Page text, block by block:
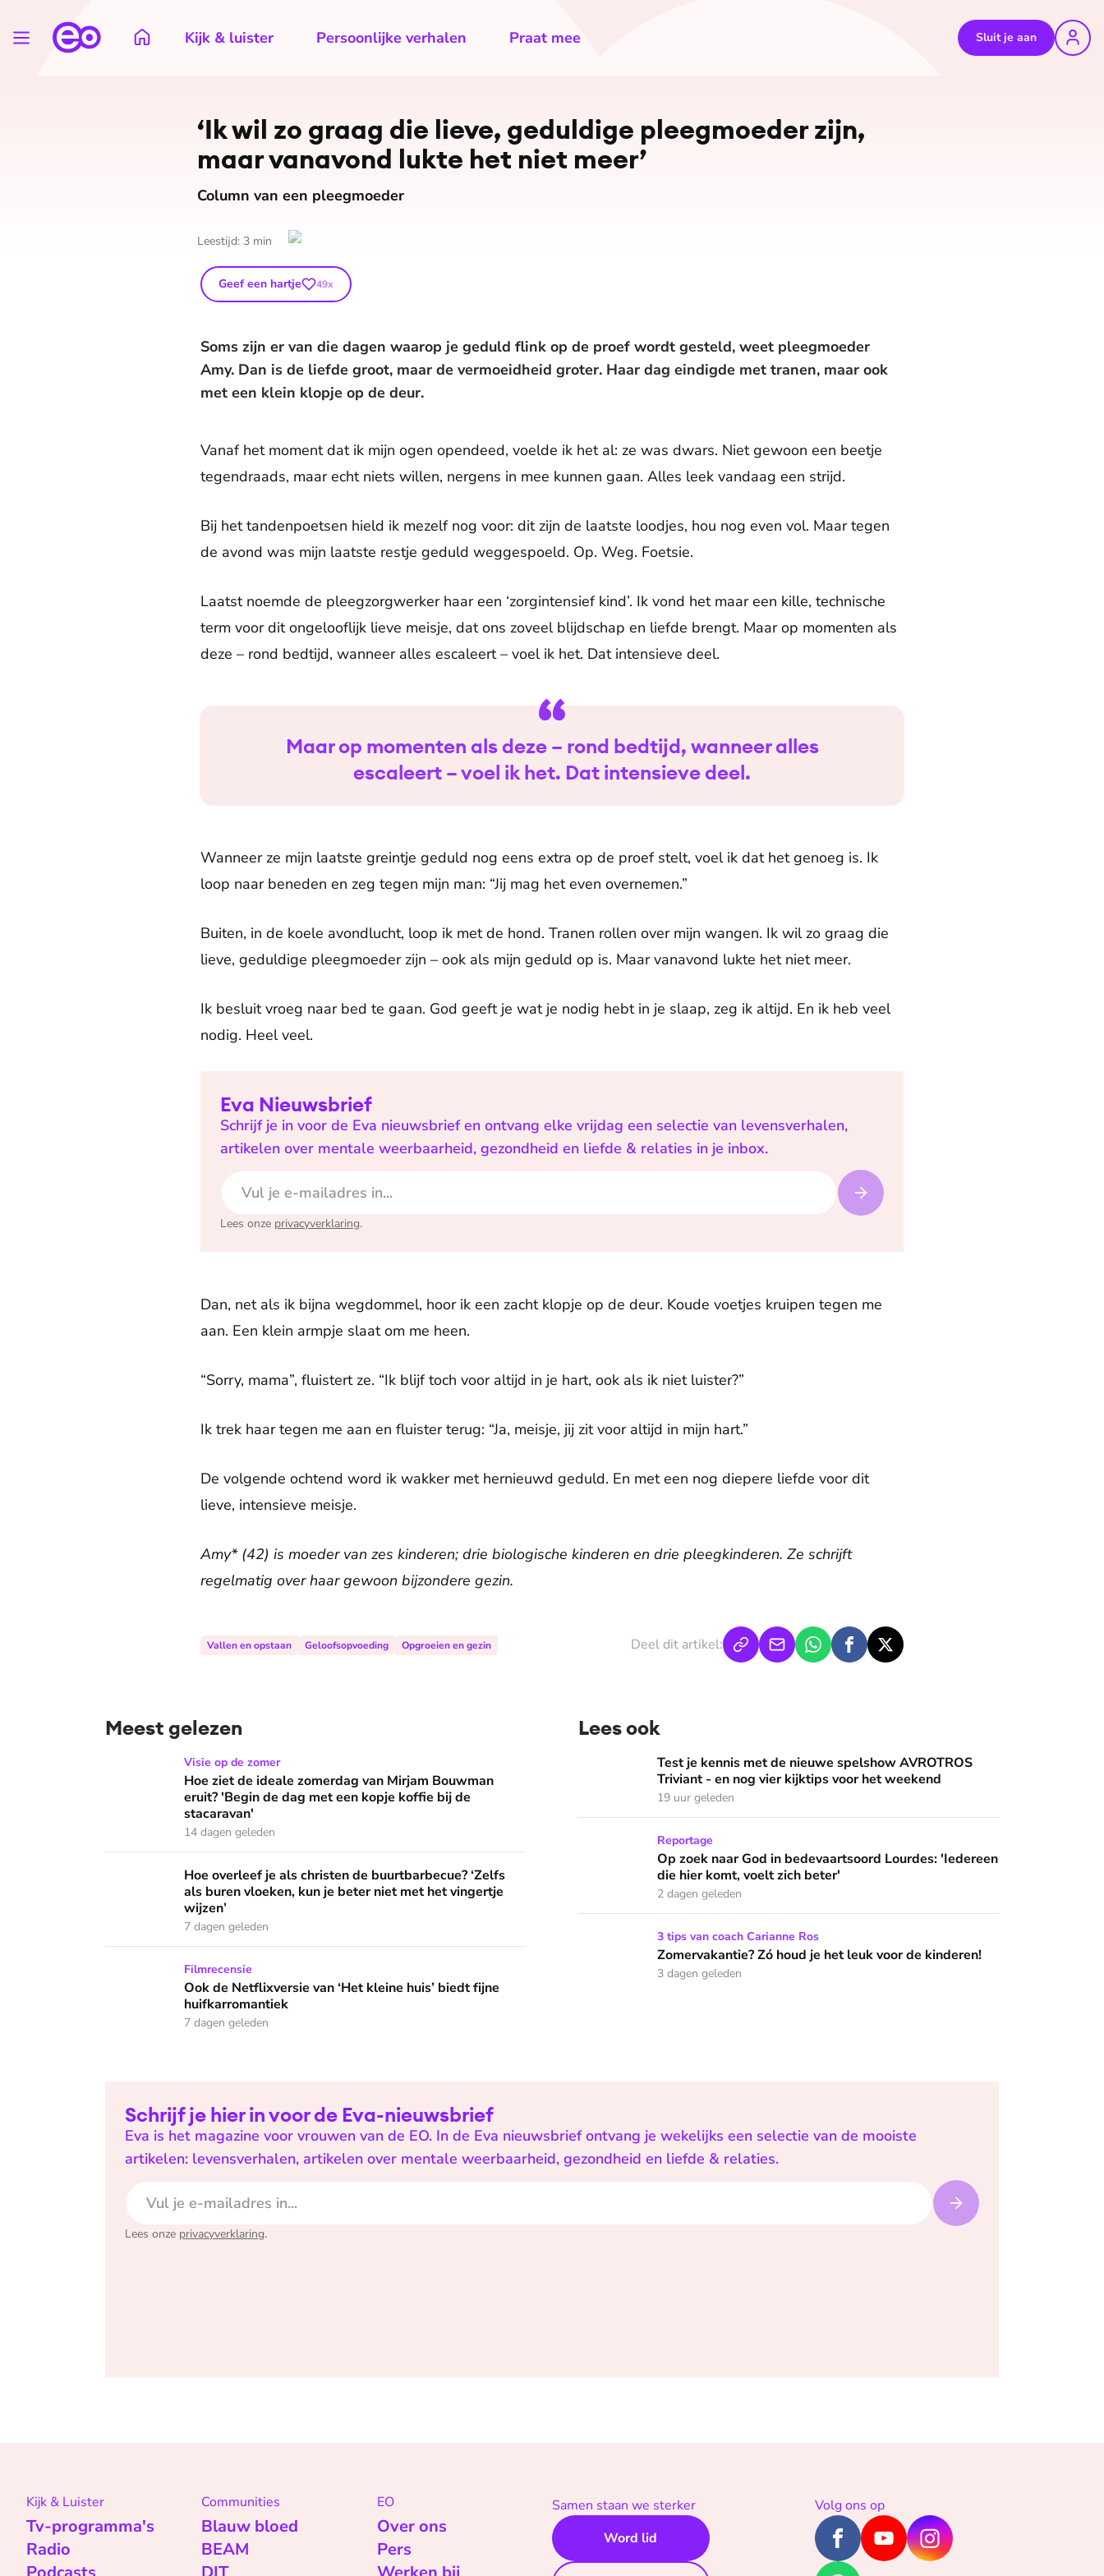
Kijk & luister Persoonlijke verhalen Praat mee Sluit je aan
‘Ik wil zo graag die lieve, geduldige pleegmoeder zijn,
maar vanavond lukte het niet meer’
Column van een pleegmoeder
Leestijd: 3 min
Geef een hartje 49x
Soms zijn er van die dagen waarop je geduld flink op de proef wordt gesteld, weet pleegmoeder
Amy. Dan is de liefde groot, maar de vermoeidheid groter. Haar dag eindigde met tranen, maar ook
met een klein klopje op de deur.
Vanaf het moment dat ik mijn ogen opendeed, voelde ik het al: ze was dwars. Niet gewoon een beetje
tegendraads, maar echt niets willen, nergens in mee kunnen gaan. Alles leek vandaag een strijd.
Bij het tandenpoetsen hield ik mezelf nog voor: dit zijn de laatste loodjes, hou nog even vol. Maar tegen
de avond was mijn laatste restje geduld weggespoeld. Op. Weg. Foetsie.
Laatst noemde de pleegzorgwerker haar een ‘zorgintensief kind’. Ik vond het maar een kille, technische
term voor dit ongelooflijk lieve meisje, dat ons zoveel blijdschap en liefde brengt. Maar op momenten als
deze – rond bedtijd, wanneer alles escaleert – voel ik het. Dat intensieve deel.
Maar op momenten als deze – rond bedtijd, wanneer alles
escaleert – voel ik het. Dat intensieve deel.
Wanneer ze mijn laatste greintje geduld nog eens extra op de proef stelt, voel ik dat het genoeg is. Ik
loop naar beneden en zeg tegen mijn man: “Jij mag het even overnemen.”
Buiten, in de koele avondlucht, loop ik met de hond. Tranen rollen over mijn wangen. Ik wil zo graag die
lieve, geduldige pleegmoeder zijn – ook als mijn geduld op is. Maar vanavond lukte het niet meer.
Ik besluit vroeg naar bed te gaan. God geeft je wat je nodig hebt in je slaap, zeg ik altijd. En ik heb veel
nodig. Heel veel.
Eva Nieuwsbrief
Schrijf je in voor de Eva nieuwsbrief en ontvang elke vrijdag een selectie van levensverhalen,
artikelen over mentale weerbaarheid, gezondheid en liefde & relaties in je inbox.
Lees onze privacyverklaring.
Dan, net als ik bijna wegdommel, hoor ik een zacht klopje op de deur. Koude voetjes kruipen tegen me
aan. Een klein armpje slaat om me heen.
“Sorry, mama”, fluistert ze. “Ik blijf toch voor altijd in je hart, ook als ik niet luister?”
Ik trek haar tegen me aan en fluister terug: “Ja, meisje, jij zit voor altijd in mijn hart.”
De volgende ochtend word ik wakker met hernieuwd geduld. En met een nog diepere liefde voor dit
lieve, intensieve meisje.
Amy* (42) is moeder van zes kinderen; drie biologische kinderen en drie pleegkinderen. Ze schrijft
regelmatig over haar gewoon bijzondere gezin.
Vallen en opstaan Geloofsopvoeding Opgroeien en gezin Deel dit artikel:
Meest gelezen
Hoe ziet de ideale zomerdag van Mirjam Bouwman eruit? 'Begin de dag met een kopje koffie bij de stacaravan'
Visie op de zomer
Hoe ziet de ideale zomerdag van Mirjam Bouwman
eruit? 'Begin de dag met een kopje koffie bij de
stacaravan'
14 dagen geleden
Hoe overleef je als christen de buurtbarbecue? ‘Zelfs als buren vloeken, kun je beter niet met het vingertje wijzen’
Hoe overleef je als christen de buurtbarbecue? ‘Zelfs
als buren vloeken, kun je beter niet met het vingertje
wijzen’
7 dagen geleden
Ook de Netflixversie van ‘Het kleine huis’ biedt fijne huifkarromantiek
Filmrecensie
Ook de Netflixversie van ‘Het kleine huis’ biedt fijne
huifkarromantiek
7 dagen geleden
Lees ook
Test je kennis met de nieuwe spelshow AVROTROS Triviant - en nog vier kijktips voor
Test je kennis met de nieuwe spelshow AVROTROS
Triviant - en nog vier kijktips voor het weekend
19 uur geleden
Op zoek naar God in bedevaartsoord Lourdes: 'Iedereen die hier komt, voelt zich beter'
Reportage
Op zoek naar God in bedevaartsoord Lourdes: 'Iedereen
die hier komt, voelt zich beter'
2 dagen geleden
Zomervakantie? Zó houd je het leuk voor de kinderen!
3 tips van coach Carianne Ros
Zomervakantie? Zó houd je het leuk voor de kinderen!
3 dagen geleden
Schrijf je hier in voor de Eva-nieuwsbrief
Eva is het magazine voor vrouwen van de EO. In de Eva nieuwsbrief ontvang je wekelijks een selectie van de mooiste
artikelen: levensverhalen, artikelen over mentale weerbaarheid, gezondheid en liefde & relaties.
Lees onze privacyverklaring.
Kijk & Luister
Tv-programma's
Radio
Communities
Blauw bloed
BEAM
EO
Over ons
Pers
Samen staan we sterker
Word lid
Volg ons op